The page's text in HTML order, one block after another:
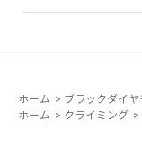
でしょう。モデ
あるあらゆるヘ
ホーム > ブラックダイヤ
ホーム > クライミング >